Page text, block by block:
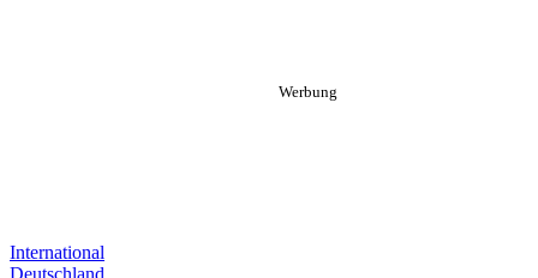
International
Deutschland